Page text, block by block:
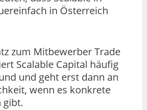
in Österreich
zum Mitbewerber Trade
Scalable Capital häufig
und geht erst dann an
wenn es konkrete
gibt.